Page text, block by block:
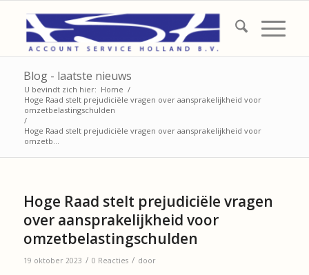
Blog - laatste nieuws
U bevindt zich hier: Home /
Hoge Raad stelt prejudiciële vragen over aansprakelijkheid voor
omzetbelastingschulden
/
Hoge Raad stelt prejudiciële vragen over aansprakelijkheid voor
omzetb...
Hoge Raad stelt prejudiciële vragen
over aansprakelijkheid voor
omzetbelastingschulden
19 oktober 2023 / 0 Reacties / door